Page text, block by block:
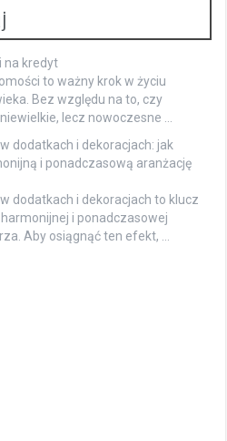
na kredyt
to ważny krok w życiu
Bez względu na to, czy
lecz nowoczesne …
dodatkach i dekoracjach: jak
i ponadczasową aranżację
dodatkach i dekoracjach to klucz
i ponadczasowej
Aby osiągnąć ten efekt, …